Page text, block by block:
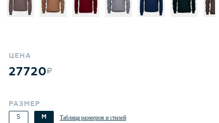
ЦЕНА
27720
РАЗМЕР
S M Таблица размеров и стилей